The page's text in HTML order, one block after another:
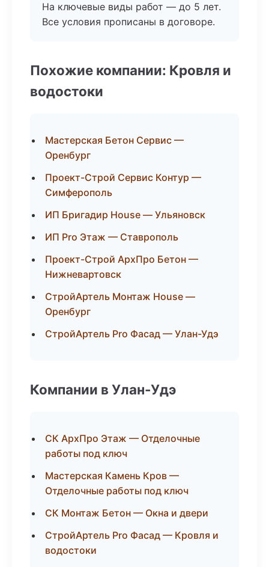
На ключевые виды работ — до 5 лет.
Все условия прописаны в договоре.
Похожие компании: Кровля и
водостоки
Мастерская Бетон Сервис —
Оренбург
Проект-Строй Сервис Контур —
Симферополь
ИП Бригадир House — Ульяновск
ИП Pro Этаж — Ставрополь
Проект-Строй АрхПро Бетон —
Нижневартовск
СтройАртель Монтаж House —
Оренбург
СтройАртель Pro Фасад — Улан-Удэ
Компании в Улан-Удэ
СК АрхПро Этаж — Отделочные
работы под ключ
Мастерская Камень Кров —
Отделочные работы под ключ
СК Монтаж Бетон — Окна и двери
СтройАртель Pro Фасад — Кровля и
водостоки